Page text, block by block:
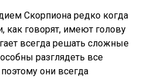
Скорпиона редко когда
говорят, имеют голову
всегда решать сложные
разглядеть все
они всегда